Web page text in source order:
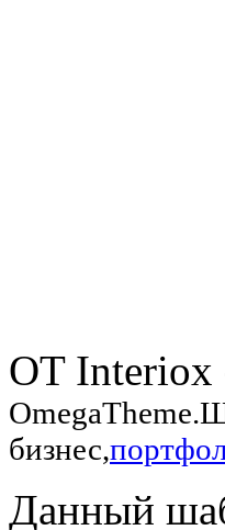
OT Interiox
бизнес,
Данный